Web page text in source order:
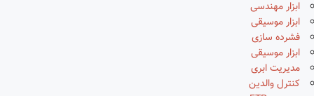
ابزار مهندسی
ابزار موسیقی
فشرده سازی
ابزار موسیقی
مدیریت ابری
کنترل والدین